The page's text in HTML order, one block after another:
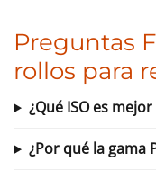
Preguntas
rollos para
¿Qué ISO es
¿Por qué la gama